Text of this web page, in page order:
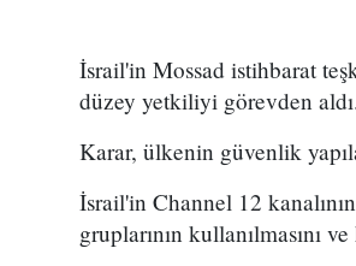
İsrail'in Mossad istihbarat
düzey yetkiliyi görevden
Karar, ülkenin güvenlik
İsrail'in Channel 12
gruplarının kullanılmasını